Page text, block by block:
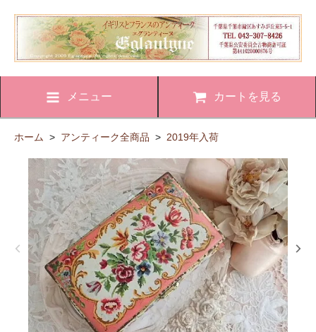
メニュー カートを見る
ホーム > アンティーク全商品 > 2019年入荷